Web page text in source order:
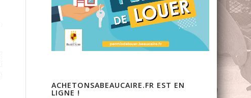
ACHETONSABEAUCAIRE.FR EST EN
LIGNE !